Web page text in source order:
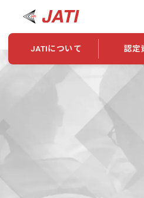
JATIについて
JATIについて
認定
資格について
2026年認定試験実施要項
資格について
学会概要